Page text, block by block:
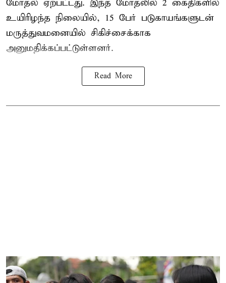
மோதல் ஏற்பட்டது. இந்த மோதலில் 2 கைதிகளில்
உயிரிழந்த நிலையில், 15 பேர் படுகாயங்களுடன்
மருத்துவமனையில் சிகிச்சைக்காக
அனுமதிக்கப்பட்டுள்ளனர்.
Read More